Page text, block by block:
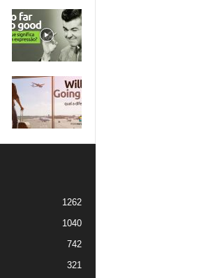
1262
1040
742
321